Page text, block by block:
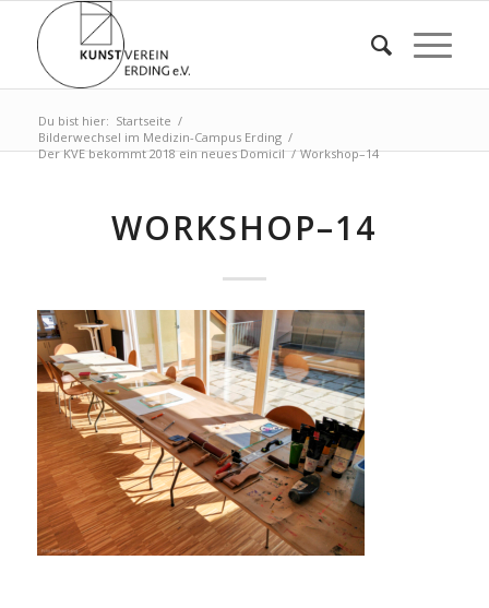
Du bist hier: Startseite /
Bilderwechsel im Medizin-Campus Erding /
Der KVE bekommt 2018 ein neues Domicil / Workshop–14
WORKSHOP–14